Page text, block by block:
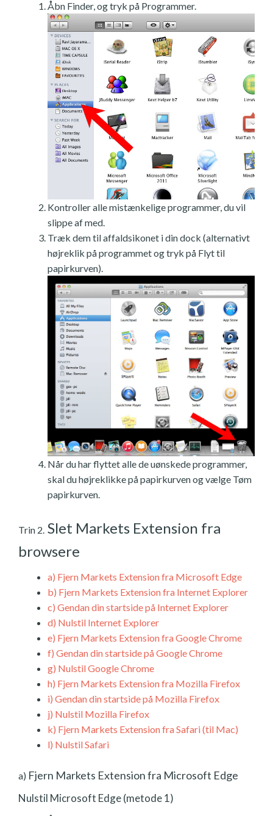
Åbn Finder, og tryk på Programmer.
Kontroller alle mistænkelige programmer, du vil
slippe af med.
Træk dem til affaldsikonet i din dock (alternativt
højreklik på programmet og tryk på Flyt til
papirkurven).
Når du har flyttet alle de uønskede programmer,
skal du højreklikke på papirkurven og vælge Tøm
papirkurven.
Trin 2. Slet Markets Extension fra
browsere
a) Fjern Markets Extension fra Microsoft Edge
b) Fjern Markets Extension fra Internet Explorer
c) Gendan din startside på Internet Explorer
d) Nulstil Internet Explorer
e) Fjern Markets Extension fra Google Chrome
f) Gendan din startside på Google Chrome
g) Nulstil Google Chrome
h) Fjern Markets Extension fra Mozilla Firefox
i) Gendan din startside på Mozilla Firefox
j) Nulstil Mozilla Firefox
k) Fjern Markets Extension fra Safari (til Mac)
l) Nulstil Safari
a) Fjern Markets Extension fra Microsoft Edge
Nulstil Microsoft Edge (metode 1)